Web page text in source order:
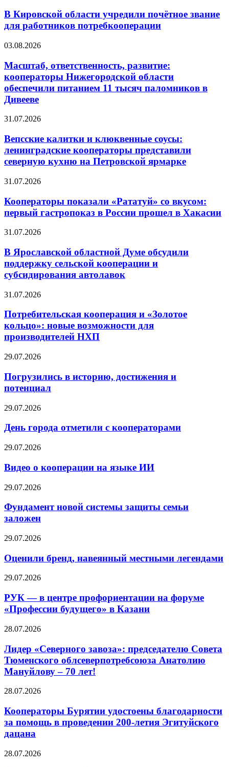
В Кировской области учредили почётное звание
для работников потребкооперации
03.08.2026
Масштаб, ответственность, развитие:
кооператоры Нижегородской области
обеспечили питанием 11 тысяч паломников в
Дивееве
31.07.2026
Вепсские калитки и клюквенные соусы:
ленинградские кооператоры представили
северную кухню на Петровской ярмарке
31.07.2026
Кооператоры показали «Рататуй» со вкусом:
первый гастропоказ в России прошел в Хакасии
31.07.2026
В Ярославской областной Думе обсудили
поддержку сельской кооперации и
субсидирования автолавок
31.07.2026
Потребительская кооперация и «Золотое
кольцо»: новые возможности для
производителей НХП
29.07.2026
Погрузились в историю, достижения и
потенциал
29.07.2026
День города отметили с кооператорами
29.07.2026
Видео о кооперации на языке ИИ
29.07.2026
Фундамент новой системы защиты семьи
заложен
29.07.2026
Оценили бренд, навеянный местными легендами
29.07.2026
РУК — в центре профориентации на форуме
«Профессии будущего» в Казани
28.07.2026
Лидер «Северного завоза»: председателю Совета
Тюменского облсеверпотребсоюза Анатолию
Мануйлову – 70 лет!
28.07.2026
Кооператоры Бурятии удостоены благодарности
за помощь в проведении 200-летия Эгитуйского
дацана
28.07.2026